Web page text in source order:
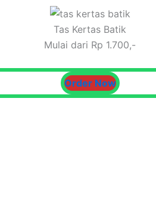
Tas Kertas Batik
Mulai dari Rp 1.700,-
Order Now